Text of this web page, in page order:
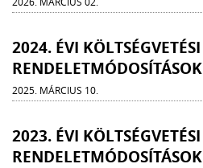
2024. ÉVI KÖLTSÉGVETÉSI
RENDELETMÓDOSÍTÁSOK
2025. MÁRCIUS 10.
2023. ÉVI KÖLTSÉGVETÉSI
RENDELETMÓDOSÍTÁSOK